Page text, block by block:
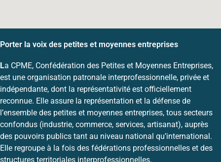
Porter la voix des petites et moyennes entreprises
La CPME, Confédération des Petites et Moyennes Entreprises,
est une organisation patronale interprofessionnelle, privée et
indépendante, dont la représentativité est officiellement
reconnue. Elle assure la représentation et la défense de
l’ensemble des petites et moyennes entreprises, tous secteurs
confondus (industrie, commerce, services, artisanat), auprès
des pouvoirs publics tant au niveau national qu’international.
Elle regroupe à la fois des fédérations professionnelles et des
structures territoriales interprofessionnelles.